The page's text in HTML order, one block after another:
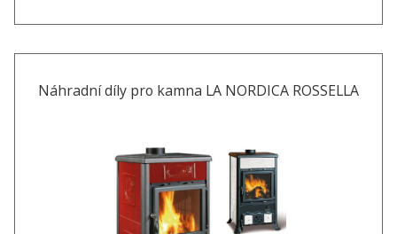
Náhradní díly pro kamna LA NORDICA ROSSELLA